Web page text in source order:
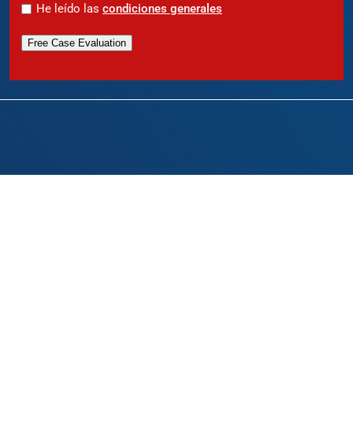
* He leído las condiciones generales
Free Case Evaluation